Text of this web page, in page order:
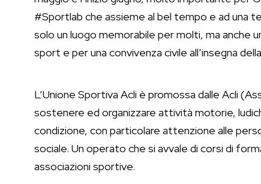
#Sportlab che assieme al bel tempo e ad una
solo un luogo memorabile per molti, ma anche
sport e per una convivenza civile all’insegna
L’Unione Sportiva Acli è promossa dalle Acli
sostenere ed organizzare attività motorie,
condizione, con particolare attenzione alle
sociale. Un operato che si avvale di corsi di
associazioni sportive.